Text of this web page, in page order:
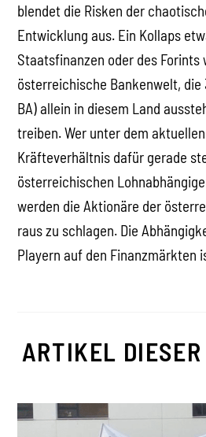
blendet die Risken der
Entwicklung aus. Ein Kollaps
Staatsfinanzen oder des Forints
österreichische Bankenwelt, die
BA) allein in diesem Land
treiben. Wer unter dem
Kräfteverhältnis dafür gerade
österreichischen
werden die Aktionäre der
raus zu schlagen. Die
Playern auf den Finanzmärkten
ARTIKEL